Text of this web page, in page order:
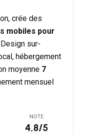
crée des
mobiles pour
sur-
hébergement
moyenne 7
mensuel
NOTE
4,8/5